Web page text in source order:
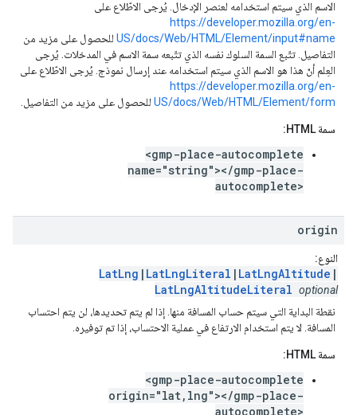
الاسم الذي سيتم استخدامه لعنصر الإدخال. يُرجى الاطّلاع على
https://developer.mozilla.org/en-
US/docs/Web/HTML/Element/input#nameللحصول على مزيد من
التفاصيل. تتّبع السمة السلوك نفسه الذي تتّبعه سمة الاسم في المدخلات. يُرجى
العِلم أنّ هذا هو الاسم الذي سيتم استخدامه عند إرسال نموذج. يُرجى الاطّلاع على
https://developer.mozilla.org/en-
US/docs/Web/HTML/Element/formللحصول على مزيد من التفاصيل.
سمة HTML:
<gmp-place-autocomplete
name="string"></gmp-place-
autocomplete>
origin
النوع:
LatLng | LatLngLiteral | LatLngAltitude |
LatLngAltitudeLiteral optional
نقطة البداية التي سيتم حساب المسافة منها. إذا لم يتم تحديدها، لن يتم احتساب
المسافة. لا يتم استخدام الارتفاع في عملية الاحتساب، إذا تم توفيره.
سمة HTML:
<gmp-place-autocomplete
origin="lat,lng"></gmp-place-
autocomplete>